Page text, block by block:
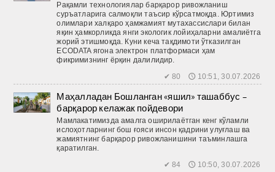
Рақамли технологиялар барқарор ривожланиш
суръатларига салмоқли таъсир кўрсатмоқда. Юртимиз
олимлари халқаро ҳамжамият мутахассислари билан
яқин ҳамкорликда янги экологик лойиҳаларни амалиётга
жорий этишмоқда. Куни кеча тақдимоти ўтказилган
ECODATA ягона электрон платформаси ҳам
фикримизнинг ёрқин далилидир.
✔ 80 🕔 10:51, 30.07.2026
Маҳалладан Бошланган «яшил» ташаббус –
барқарор келажак пойдевори
Мамлакатимизда амалга оширилаётган кенг кўламли
ислоҳотларнинг бош ғояси инсон қадрини улуғлаш ва
жамиятнинг барқарор ривожланишини таъминлашга
қаратилган.
✔ 84 🕔 10:50, 30.07.2026